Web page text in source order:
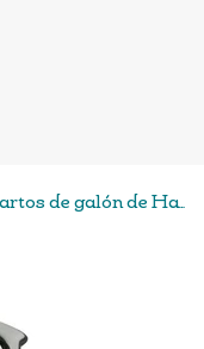
Olla de cocción lenta ovalada de 3 cuartos de galón de Hamilton Beach